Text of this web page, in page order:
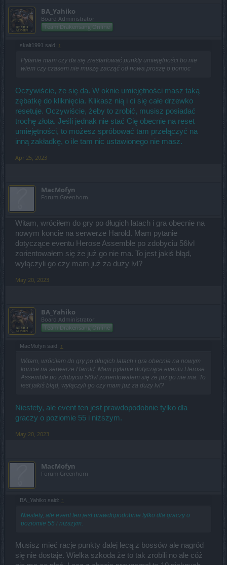
BA_Yahiko
Board Administrator
Team Drakensang Online
skalt1991 said: ↑
Pytanie mam czy da się zrestartować punkty umiejętności bo nie
wiem czy czasem nie muszę zacząć od nowa proszę o pomoc
Oczywiście, że się da. W oknie umiejętności masz taką
zębatkę do kliknięcia. Klikasz nią i ci się całe drzewko
resetuje. Oczywiście, żeby to zrobić, musisz posiadać
trochę złota. Jeśli jednak nie stać Cię obecnie na reset
umiejętności, to możesz spróbować tam przełączyć na
inną zakładkę, o ile tam nic ustawionego nie masz.
Apr 25, 2023
MacMofyn
Forum Greenhorn
Witam, wróciłem do gry po długich latach i gra obecnie na
nowym koncie na serwerze Harold. Mam pytanie
dotyczące eventu Herose Assemble po zdobyciu 56lvl
zorientowałem się że już go nie ma. To jest jakiś błąd,
wyłączyli go czy mam już za duży lvl?
May 20, 2023
BA_Yahiko
Board Administrator
Team Drakensang Online
MacMofyn said: ↑
Witam, wróciłem do gry po długich latach i gra obecnie na nowym
koncie na serwerze Harold. Mam pytanie dotyczące eventu Herose
Assemble po zdobyciu 56lvl zorientowałem się że już go nie ma. To
jest jakiś błąd, wyłączyli go czy mam już za duży lvl?
Niestety, ale event ten jest prawdopodobnie tylko dla
graczy o poziomie 55 i niższym.
May 20, 2023
MacMofyn
Forum Greenhorn
BA_Yahiko said: ↑
Niestety, ale event ten jest prawdopodobnie tylko dla graczy o
poziomie 55 i niższym.
Musisz mieć racje punkty dalej lecą z bossów ale nagród
się nie dostaje. Wielka szkoda że to tak zrobili no ale cóż